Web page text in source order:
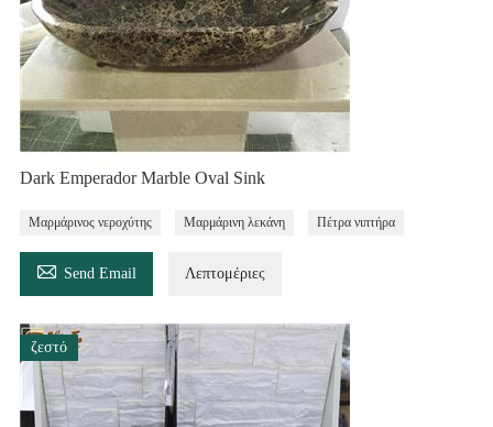
Dark Emperador Marble Oval Sink
Μαρμάρινος νεροχύτης Μαρμάρινη λεκάνη Πέτρα νιπτήρα
 Send Email Λεπτομέριες
ζεστό